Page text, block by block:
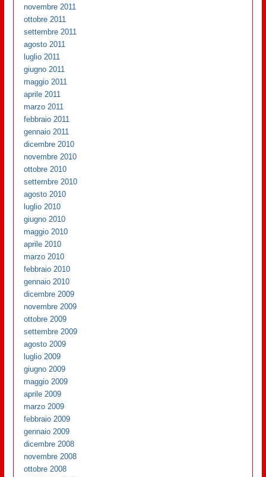
novembre 2011
ottobre 2011
settembre 2011
agosto 2011
luglio 2011
giugno 2011
maggio 2011
aprile 2011
marzo 2011
febbraio 2011
gennaio 2011
dicembre 2010
novembre 2010
ottobre 2010
settembre 2010
agosto 2010
luglio 2010
giugno 2010
maggio 2010
aprile 2010
marzo 2010
febbraio 2010
gennaio 2010
dicembre 2009
novembre 2009
ottobre 2009
settembre 2009
agosto 2009
luglio 2009
giugno 2009
maggio 2009
aprile 2009
marzo 2009
febbraio 2009
gennaio 2009
dicembre 2008
novembre 2008
ottobre 2008